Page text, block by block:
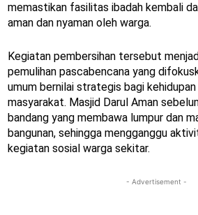
memastikan fasilitas ibadah kembali
aman dan nyaman oleh warga.
Kegiatan pembersihan tersebut
pemulihan pascabencana yang
umum bernilai strategis bagi
masyarakat. Masjid Darul Aman
bandang yang membawa lumpur dan
bangunan, sehingga mengganggu
kegiatan sosial warga sekitar.
- Advertisement -